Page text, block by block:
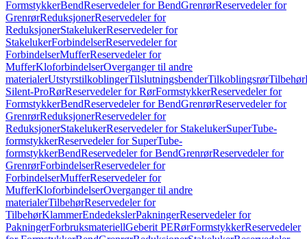
FormstykkerBendReservedeler for BendGrenrørReservedeler for
GrenrørReduksjonerReservedeler for
ReduksjonerStakelukerReservedeler for
StakelukerForbindelserReservedeler for
ForbindelserMufferReservedeler for
MufferKloforbindelserOverganger til andre
materialerUtstyrstilkoblingerTilslutningsbenderTilkoblingsrørTilbehør
Silent-ProRørReservedeler for RørFormstykkerReservedeler for
FormstykkerBendReservedeler for BendGrenrørReservedeler for
GrenrørReduksjonerReservedeler for
ReduksjonerStakelukerReservedeler for StakelukerSuperTube-
formstykkerReservedeler for SuperTube-
formstykkerBendReservedeler for BendGrenrørReservedeler for
GrenrørForbindelserReservedeler for
ForbindelserMufferReservedeler for
MufferKloforbindelserOverganger til andre
materialerTilbehørReservedeler for
TilbehørKlammerEndedekslerPakningerReservedeler for
PakningerForbruksmateriellGeberit PERørFormstykkerReservedeler